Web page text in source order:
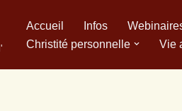
Accueil Infos
Christité personnelle
Vie